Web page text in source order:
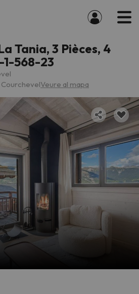
Tania, 3 Pièces, 4
1-568-23
CourchevelVeure al mapa